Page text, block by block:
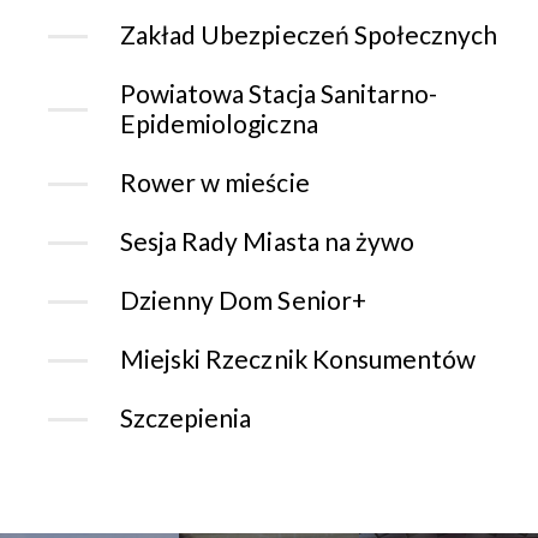
Zakład Ubezpieczeń Społecznych
Powiatowa Stacja Sanitarno-
Epidemiologiczna
Rower w mieście
Sesja Rady Miasta na żywo
Dzienny Dom Senior+
Miejski Rzecznik Konsumentów
Szczepienia